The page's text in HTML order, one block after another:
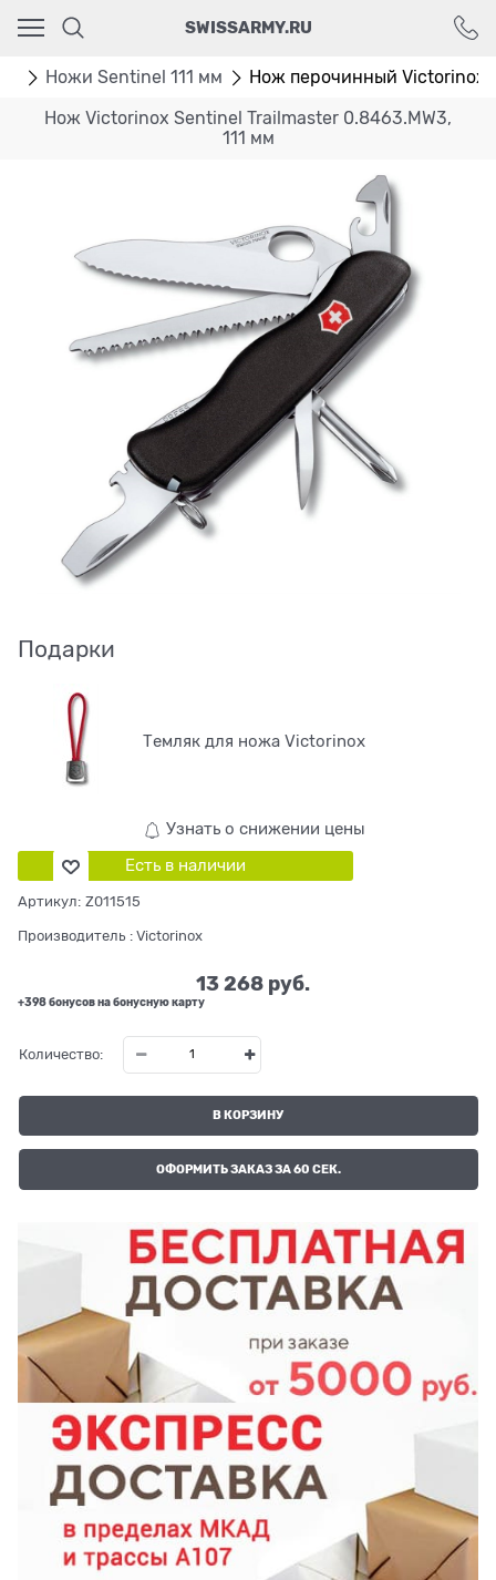
SWISSARMY.RU
Ножи Sentinel 111 мм Нож перочинный Victorinox
Нож Victorinox Sentinel Trailmaster 0.8463.MW3,
111 мм
Подарки
Темляк для ножа Victorinox
Узнать о снижении цены
Есть в наличии
Артикул: Z011515
Производитель : Victorinox
13 268 руб.
+398 бонусов на бонусную карту
Количество:
В КОРЗИНУ
ОФОРМИТЬ ЗАКАЗ ЗА 60 СЕК.
Ваш город - Москва,
угадали?
ДА НЕТ